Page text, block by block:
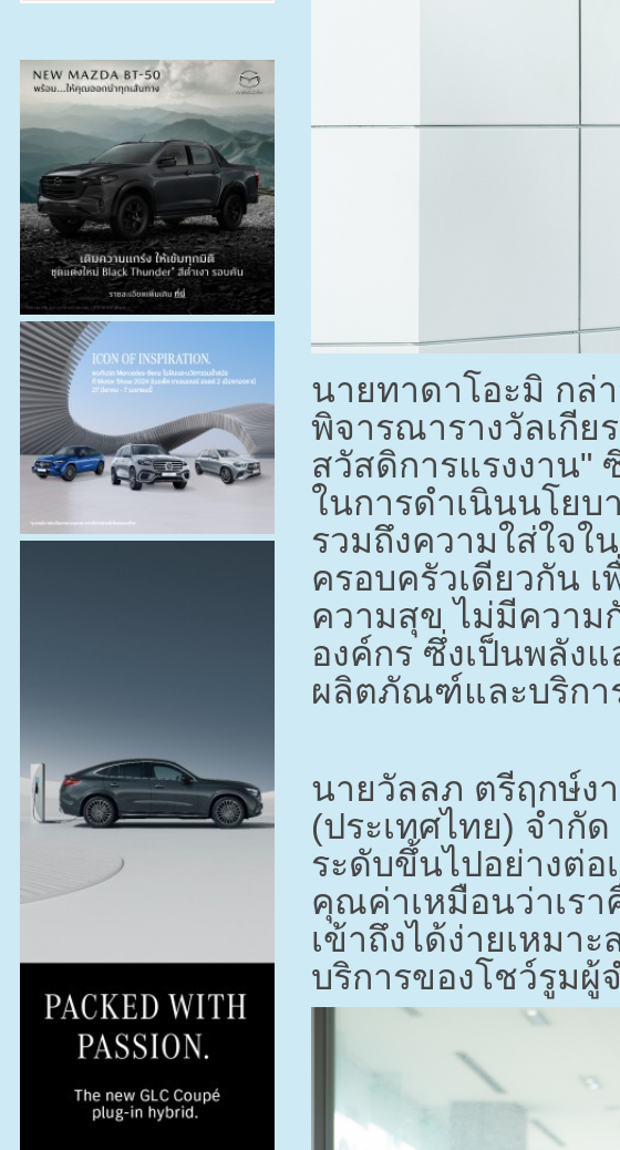
นายทาดาโอะมิ กล่า
พิจารณารางวัลเกีย
สวัสดิการแรงงาน"
ในการดำเนินนโย
รวมถึงความใส่ใจ
ครอบครัวเดียวกัน
ความสุข ไม่มีความ
องค์กร ซึ่งเป็นพลัง
ผลิตภัณฑ์และบริกา
นายวัลลภ ตรีฤกษ์ง
(ประเทศไทย) จำกั
ระดับขึ้นไปอย่างต่
คุณค่าเหมือนว่าเร
เข้าถึงได้ง่ายเหม
บริการของโชว์รูม